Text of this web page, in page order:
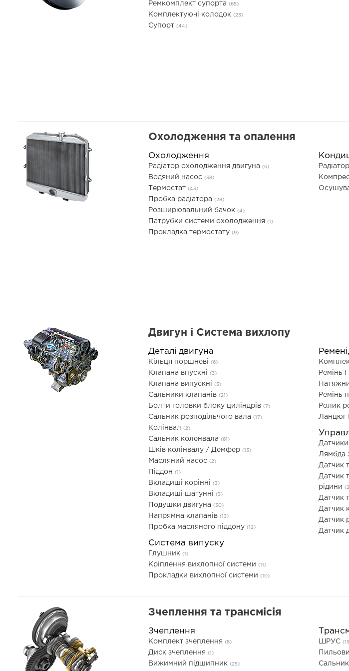
Ремкомплект супорта (65)
Комплектуючі колодок (23)
Супорт (44)
Охолодження та опалення
Охолодження
Радіатор охолодження двигуна (6)
Водяний насос (38)
Термостат (43)
Пробка радіатора (28)
Розширювальний бачок (4)
Патрубки системи охолодження (1)
Прокладка термостату (9)
Двигун і Система вихлопу
Деталі двигуна
Кільця поршневі (6)
Клапана впускні (3)
Клапана випускні (3)
Сальники клапанів (21)
Болти головки блоку циліндрів (7)
Сальник розподільчого вала (17)
Колінвал (2)
Сальник коленвала (61)
Шків колінвалу / Демфер (13)
Масляний насос (2)
Піддон (1)
Вкладиші корінні (3)
Вкладиші шатунні (3)
Подушки двигуна (30)
Напрямна клапанів (13)
Пробка масляного піддону (12)
Ремінь
Ремінь
Ролик
Ланцюг
Лямбда
Датчик
Датчик
рідини
Датчик
Датчик
Датчик
Датчик
Система випуску
Глушник (1)
Кріплення вихлопної системи (11)
Прокладки вихлопної системи (10)
Зчеплення та трансмісія
Зчеплення
Комплект зчеплення (8)
Диск зчеплення (1)
Вижимний підшипник (25)
ШРУС